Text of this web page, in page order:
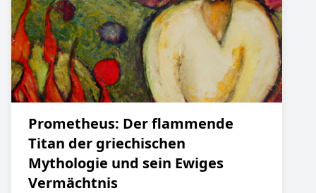
Prometheus: Der flammende
Titan der griechischen
Mythologie und sein Ewiges
Vermächtnis